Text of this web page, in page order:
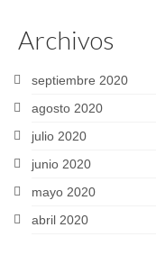
Archivos
septiembre 2020
agosto 2020
julio 2020
junio 2020
mayo 2020
abril 2020